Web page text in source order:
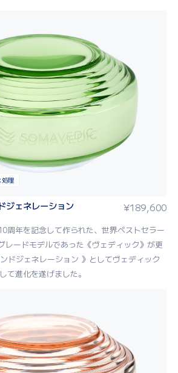
処理
ジェネレーション ¥189,600
周年を記念して作られた、世界ベストセラー
レードモデルであった《ヴェディック》が更
ドジェネレーション 》としてヴェディック
て進化を遂げました。